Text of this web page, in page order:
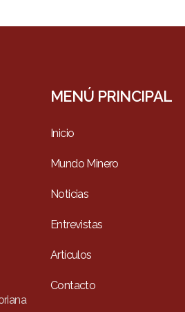
MENÚ PRINCIPAL
Inicio
Mundo Minero
Noticias
Entrevistas
Artículos
Contacto